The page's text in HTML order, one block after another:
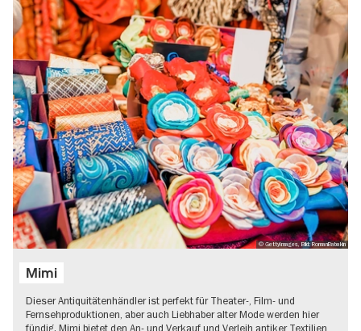
© GettyImages, Bild: RomanBabakin
Mimi
Dieser Antiquitätenhändler ist perfekt für Theater-, Film- und
Fernsehproduktionen, aber auch Liebhaber alter Mode werden hier
fündig. Mimi bietet den An- und Verkauf und Verleih antiker Textilien,